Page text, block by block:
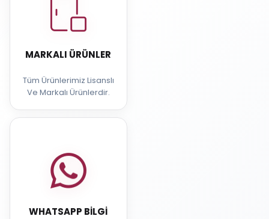
MARKALI ÜRÜNLER
Tüm Ürünlerimiz Lisanslı
Ve Markalı Ürünlerdir.
WHATSAPP BILGI